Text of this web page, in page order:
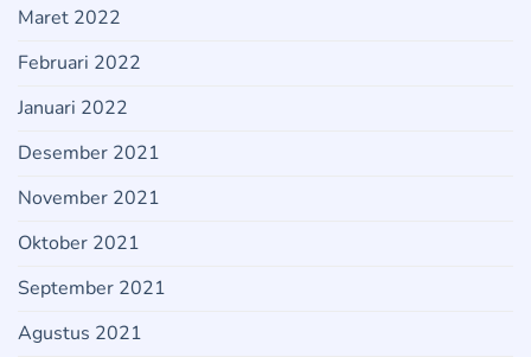
Maret 2022
Februari 2022
Januari 2022
Desember 2021
November 2021
Oktober 2021
September 2021
Agustus 2021